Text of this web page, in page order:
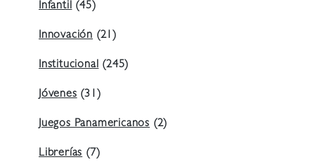
Infantil(45)
Innovación (21)
Institucional(245)
Jóvenes(31)
Juegos Panamericanos (2)
Librerías(7)